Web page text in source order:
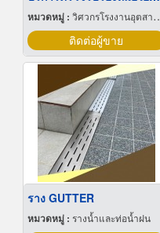
หมวดหมู่ : วิศวกรโรงงานอุตสาหกรรม
ติดต่อผู้ขาย
ราง GUTTER
หมวดหมู่ : รางน้ำและท่อน้ำฝน